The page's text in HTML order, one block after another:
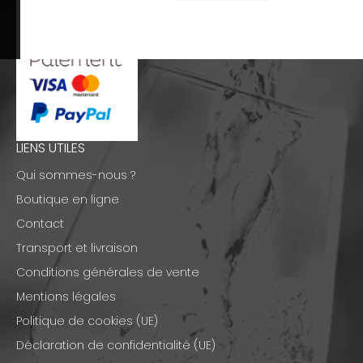
LIENS UTILES
Qui sommes-nous ?
Boutique en ligne
Contact
Transport et livraison
Conditions générales de vente
Mentions légales
Politique de cookies (UE)
Déclaration de confidentialité (UE)